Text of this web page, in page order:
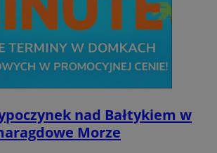
nad Bałtykiem w
Morze